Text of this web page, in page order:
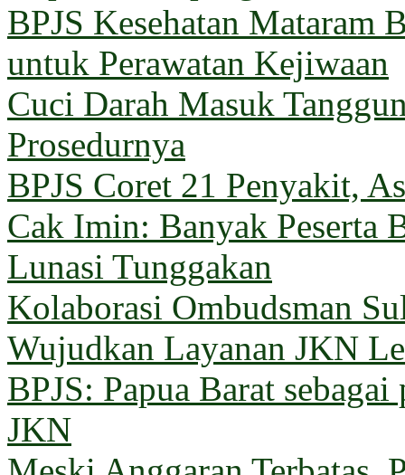
BPJS Kesehatan
untuk Perawatan Kejiwaan
Cuci Darah Masuk
Prosedurnya
BPJS Coret 21 Penyakit,
Cak Imin: Banyak Peserta
Lunasi Tunggakan
Kolaborasi Ombudsman
Wujudkan Layanan JKN
BPJS: Papua Barat
JKN